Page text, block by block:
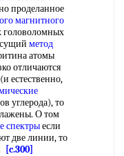
проделанное
магнитного
головоломных
метод
атомы
отличаются
естественно,
углерода), то
О том
спектрыесли
две линии, то
[c.300]